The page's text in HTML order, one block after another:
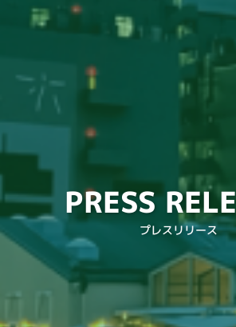
PRESS
プレスリリース